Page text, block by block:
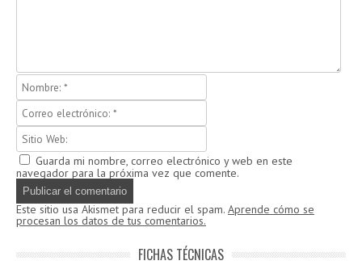
Guarda mi nombre, correo electrónico y web en este
navegador para la próxima vez que comente.
Este sitio usa Akismet para reducir el spam. Aprende cómo se
procesan los datos de tus comentarios.
FICHAS TÉCNICAS